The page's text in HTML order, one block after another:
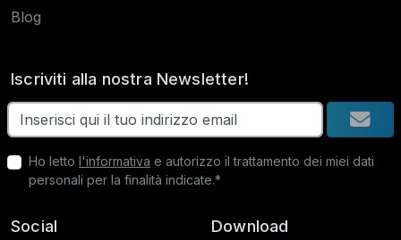
Blog
Iscriviti alla nostra Newsletter!
Ho letto l'informativa e autorizzo il trattamento dei miei dati
personali per la finalità indicate.*
Social Download